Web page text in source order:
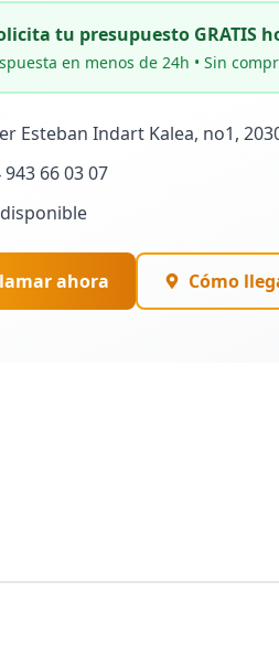
tu presupuesto GRATIS
en menos de 24h • Sin
Esteban Indart Kalea, no1,
943 66 03 07
ahora Cómo